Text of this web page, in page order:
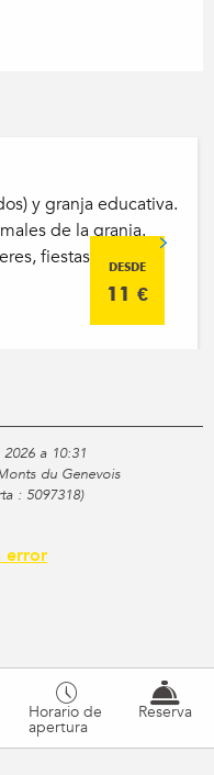
DESDE
11 €
y granja educativa.
de la granja.
fiestas de
a 10:31
du Genevois
: 5097318)
error
Horario de
apertura
Reserva